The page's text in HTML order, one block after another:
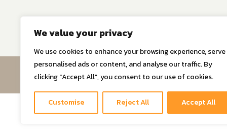
We value your privacy
We use cookies to enhance your browsing experience, serve
personalised ads or content, and analyse our traffic. By
clicking "Accept All", you consent to our use of cookies.
Customise Reject All Accept All
©